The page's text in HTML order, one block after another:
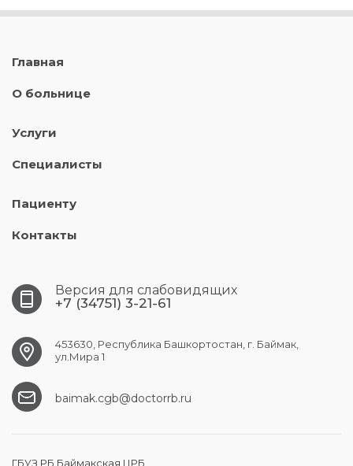
Главная
О больнице
Услуги
Специалисты
Пациенту
Контакты
Версия для слабовидящих
+7 (34751) 3-21-61
453630, Республика Башкортостан, г. Баймак,
ул.Мира 1
baimak.cgb@doctorrb.ru
ГБУЗ РБ Баймакская ЦРБ